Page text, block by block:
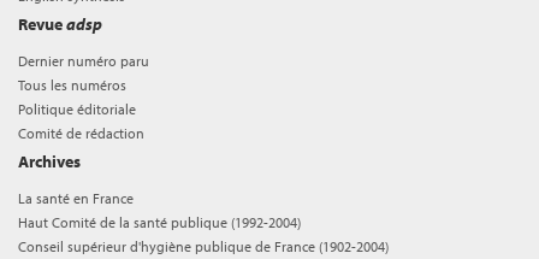
Revueadsp
Dernier numéro paru
Tous les numéros
Politique éditoriale
Comité de rédaction
Archives
La santé en France
Haut Comité de la santé publique (1992-2004)
Conseil supérieur d'hygiène publique de France (1902-2004)